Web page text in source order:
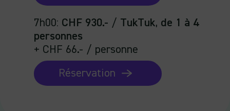
7h00: CHF 930.- / TukTuk, de 1 à 4
personnes
+ CHF 66.- / personne
Réservation